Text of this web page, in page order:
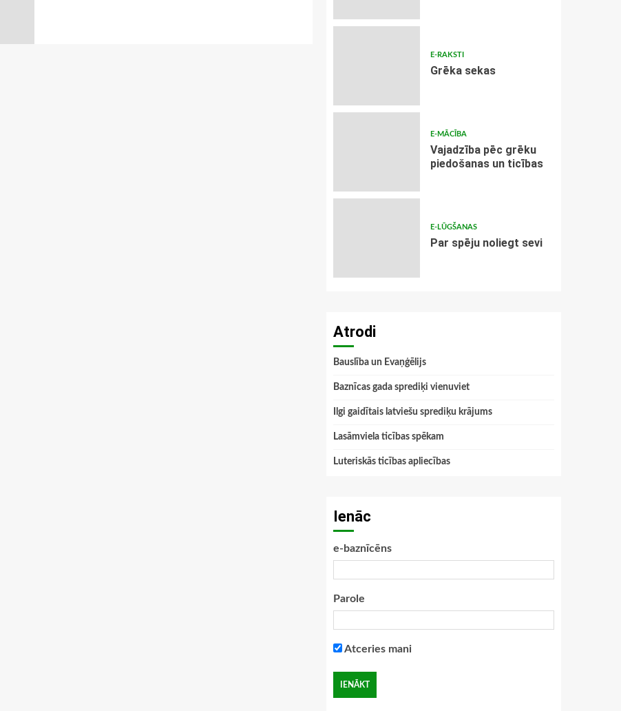
E-RAKSTI
Grēka sekas
E-MĀCĪBA
Vajadzība pēc grēku
piedošanas un ticības
E-LŪGŠANAS
Par spēju noliegt sevi
Atrodi
Bauslība un Evaņģēlijs
Baznīcas gada sprediķi vienuviet
Ilgi gaidītais latviešu sprediķu krājums
Lasāmviela ticības spēkam
Luteriskās ticības apliecības
Ienāc
e-baznīcēns
Parole
Atceries mani